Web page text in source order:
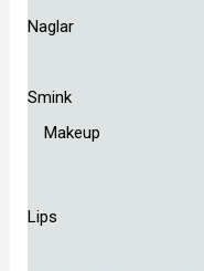
Naglar
Smink
Makeup
Lips